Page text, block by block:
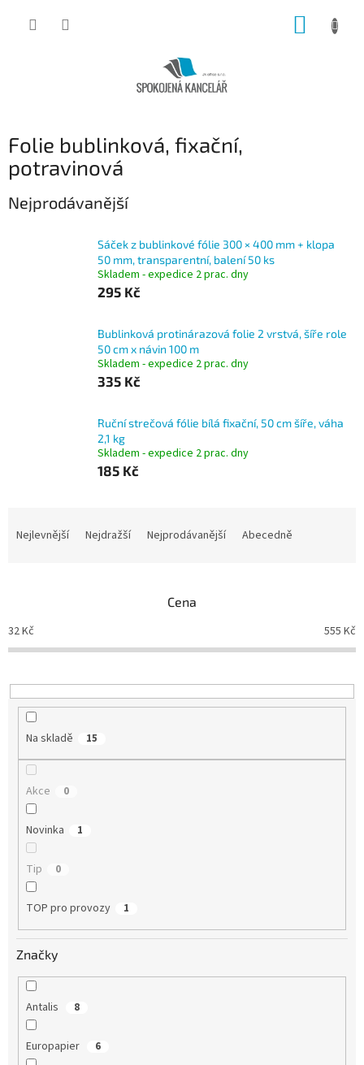
Folie bublinková, fixační,
potravinová
Nejprodávanější
Sáček z bublinkové fólie 300 × 400 mm + klopa
50 mm, transparentní, balení 50 ks
Skladem - expedice 2 prac. dny
295 Kč
Bublinková protinárazová folie 2 vrstvá, šíře role
50 cm x návin 100 m
Skladem - expedice 2 prac. dny
335 Kč
Ruční strečová fólie bílá fixační, 50 cm šíře, váha
2,1 kg
Skladem - expedice 2 prac. dny
185 Kč
p
r
o
u
Nejlevnější Nejdražší Nejprodávanější Abecedně
Cena
32Kč 555 Kč
Na skladě 15
Akce 0
Novinka 1
Tip 0
TOP pro provozy 1
Značky
Antalis 8
Europapier 6